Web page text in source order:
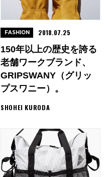
150年以上の歴史を誇る
老舗ワークブランド、
GRIPSWANY（グリッ
プスワニー）。
SHOHEI KURODA
FASHION 2018.07.25